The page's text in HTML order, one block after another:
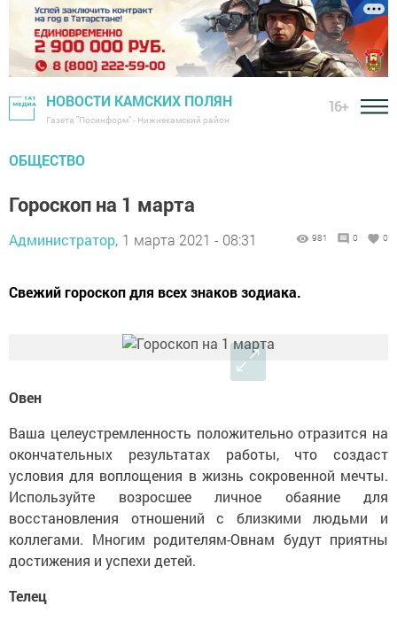
НОВОСТИ КАМСКИХ ПОЛЯН
Газета "Посинформ" - Нижнекамский район
16+
ОБЩЕСТВО
Гороскоп на 1 марта
Администратор, 1 марта 2021 - 08:31 981 0 0
Свежий гороскоп для всех знаков зодиака.
Овен
Ваша целеустремленность положительно отразится на
окончательных результатах работы, что создаст
условия для воплощения в жизнь сокровенной мечты.
Используйте возросшее личное обаяние для
восстановления отношений с близкими людьми и
коллегами. Многим родителям-Овнам будут приятны
достижения и успехи детей.
Телец